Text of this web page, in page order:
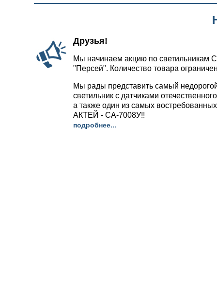
Друзья!
Мы начинаем акцию по светильникам
"Персей". Количество товара
Мы рады представить самый
светильник с датчиками
а также один из самых
АКТЕЙ - СА-7008У!!
подробнее...